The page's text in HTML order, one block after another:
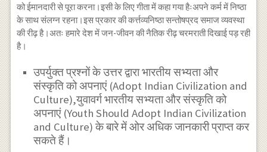
को ईमानदारी से पूरा करना।इसी के लिए गीता में कहा गया हैःअपने कर्म में निष्ठा
के साथ संलग्न रहना।इस प्रकार की कर्त्तव्यनिष्ठा सन्तोषप्रद समाज व्यवस्था
की रीढ़ है।अतः हमारे देश में जन-जीवन की नैतिक रीढ़ चरमराती दिखाई पड़ रही
है।
उपर्युक्त प्रश्नों के उत्तर द्वारा भारतीय सभ्यता और
संस्कृति को अपनाएं (Adopt Indian Civilization and
Culture),युवावर्ग भारतीय सभ्यता और संस्कृति को
अपनाएं (Youth Should Adopt Indian Civilization
and Culture) के बारे में ओर अधिक जानकारी प्राप्त कर
सकते हैं।